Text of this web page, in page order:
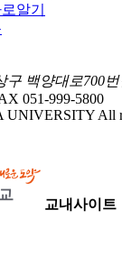
알기
구 백양대로700
051-999-5800
UNIVERSITY All
교내사이트